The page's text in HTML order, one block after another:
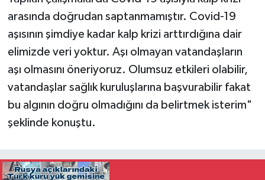
arasında doğrudan saptanmamıştır. Covid-19
aşısının şimdiye kadar kalp krizi arttırdığına dair
elimizde veri yoktur. Aşı olmayan vatandaşların
aşı olmasını öneriyoruz. Olumsuz etkileri olabilir,
vatandaşlar sağlık kuruluşlarına başvurabilir fakat
bu algının doğru olmadığını da belirtmek isterim"
şeklinde konuştu.